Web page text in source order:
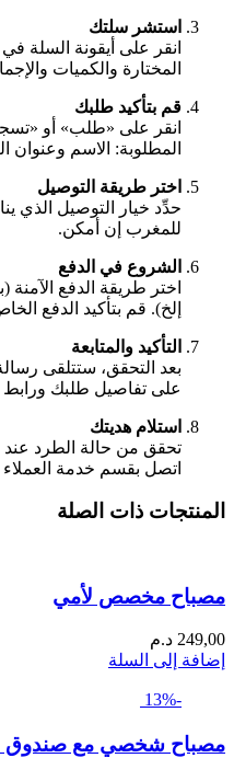
استشر سلتك
انقر على أيقونة السلة
المختارة والكميات
قم بتأكيد طلبك
انقر على «طلب» أو
المطلوبة: الاسم وعنوان
اختر طريقة التوصيل
للمغرب إن أمكن.
الشروع في الدفع
اختر طريقة الدفع الآمنة
إلخ). قم بتأكيد الدفع
التأكيد والمتابعة
بعد التحقق، ستتلقى رسالة
على تفاصيل طلبك ورابط
استلام هديتك
تحقق من حالة الطرد عند
اتصل بقسم خدمة
المنتجات ذات الصلة
مصباح مخصص لأمي
249,00 د.م
إضافة إلى السلة
-13%
مصباح شخصي مع